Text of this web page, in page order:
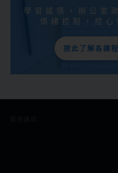
學習感情，辦公室
情緒控制，控心
按此了解各課